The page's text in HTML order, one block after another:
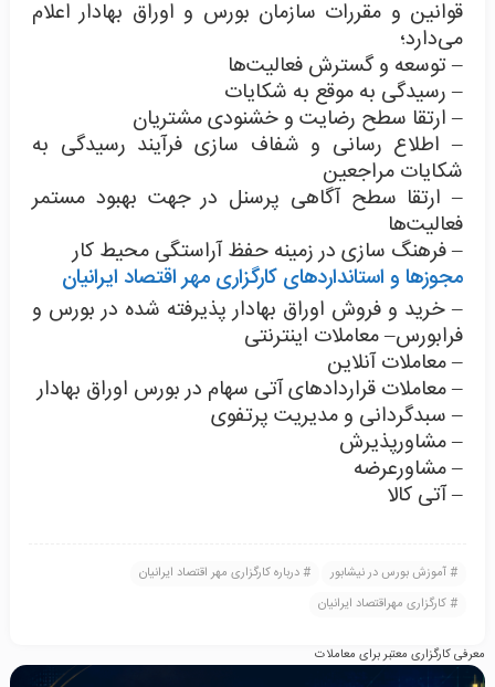
قوانین و مقررات سازمان بورس و اوراق بهادار اعلام
می‌دارد؛
– توسعه و گسترش فعالیت‌ها
– رسیدگی به موقع به شکایات
– ارتقا سطح رضایت و خشنودی مشتریان
– اطلاع رسانی و شفاف سازی فرآیند رسیدگی به
شکایات مراجعین
– ارتقا سطح آگاهی پرسنل در جهت بهبود مستمر
فعالیت‌ها
– فرهنگ سازی در زمینه حفظ آراستگی محیط کار
مجوزها و استانداردهای کارگزاری مهر اقتصاد ایرانیان
– خرید و فروش اوراق بهادار پذیرفته شده در بورس و
فرابورس– معاملات اینترنتی
– معاملات آنلاین
– معاملات قراردادهای آتی سهام در بورس اوراق بهادار
– سبدگردانی و مدیریت پرتفوی
– مشاورپذیرش
– مشاورعرضه
– آتی کالا
آموزش بورس در نیشابور
درباره کارگزاری مهر اقتصاد ایرانیان
کارگزاری مهراقتصاد ایرانیان
معرفی کارگزاری معتبر برای معاملات